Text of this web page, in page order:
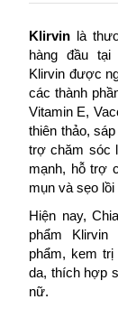
Klirvin là
hàng đầu
Klirvin được
các thành
Vitamin E,
thiên thảo,
trợ chăm sóc
mạnh, hỗ trợ
mụn và sẹo lồi
Hiện nay,
phẩm
phẩm, kem
da, thích hợp
nữ.